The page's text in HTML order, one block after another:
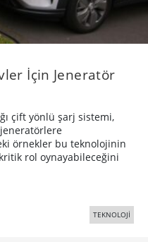
İçin Jeneratör
çift yönlü şarj sistemi,
örnekler bu teknolojinin
rol oynayabileceğini
TEKNOLOJİ